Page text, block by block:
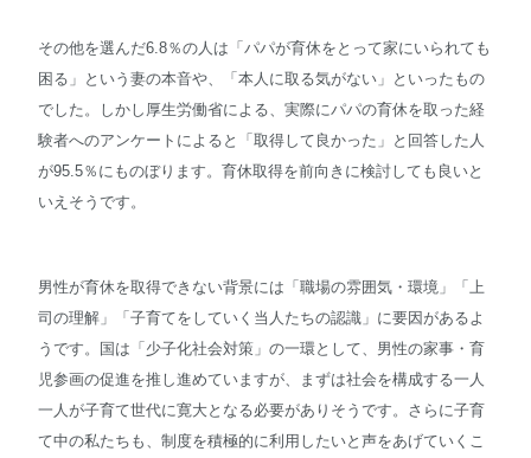
その他を選んだ6.8％の人は「パパが育休をとって家にいられても
困る」という妻の本音や、「本人に取る気がない」といったもの
でした。しかし厚生労働省による、実際にパパの育休を取った経
験者へのアンケートによると「取得して良かった」と回答した人
が95.5％にものぼります。育休取得を前向きに検討しても良いと
いえそうです。
男性が育休を取得できない背景には「職場の雰囲気・環境」「上
司の理解」「子育てをしていく当人たちの認識」に要因があるよ
うです。国は「少子化社会対策」の一環として、男性の家事・育
児参画の促進を推し進めていますが、まずは社会を構成する一人
一人が子育て世代に寛大となる必要がありそうです。さらに子育
て中の私たちも、制度を積極的に利用したいと声をあげていくこ